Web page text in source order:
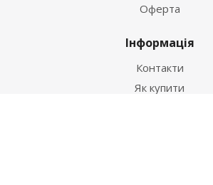
Оферта
Інформація
Контакти
Як купити